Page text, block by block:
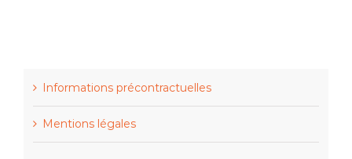
Informations précontractuelles
Mentions légales